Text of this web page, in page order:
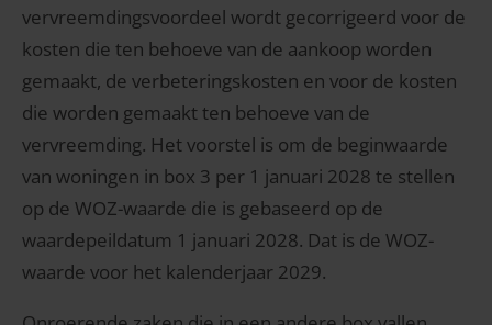
vervreemdingsvoordeel wordt gecorrigeerd voor de
kosten die ten behoeve van de aankoop worden
gemaakt, de verbeteringskosten en voor de kosten
die worden gemaakt ten behoeve van de
vervreemding. Het voorstel is om de beginwaarde
van woningen in box 3 per 1 januari 2028 te stellen
op de WOZ-waarde die is gebaseerd op de
waardepeildatum 1 januari 2028. Dat is de WOZ-
waarde voor het kalenderjaar 2029.